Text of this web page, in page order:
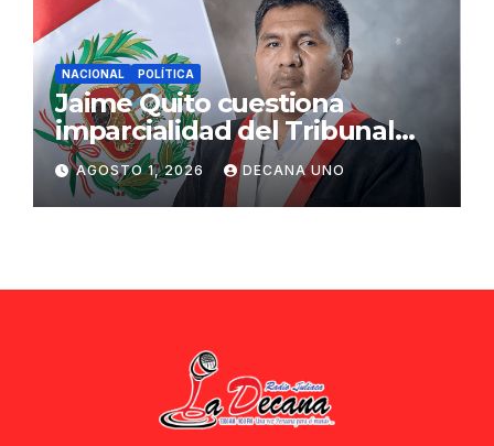
NACIONAL POLÍTICA
Jaime Quito cuestiona
imparcialidad del Tribunal
Constitucional tras liberación
de Ollanta Humala
AGOSTO 1, 2026 DECANA UNO